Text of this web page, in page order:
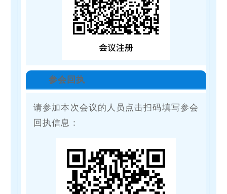
参会回执
请参加本次会议的人员点击扫码填写参会
回执信息：